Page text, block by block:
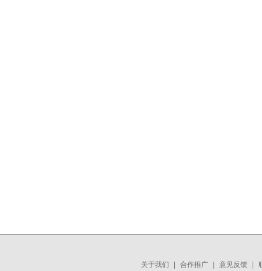
关于我们 合作推广 意见反馈